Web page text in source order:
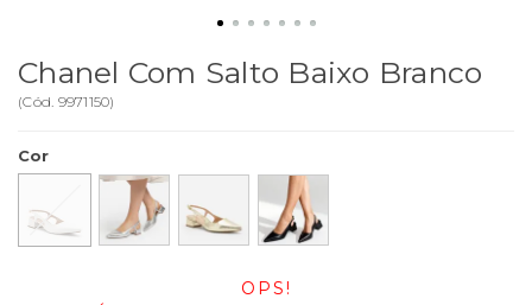
Chanel Com Salto Baixo Branco
(Cód. 9971150)
Cor
OPS!